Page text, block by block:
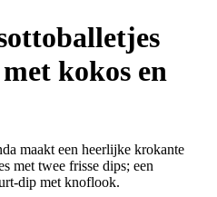
kokos en
maakt een heerlijke krokante
met twee frisse dips; een
dip met knoflook.